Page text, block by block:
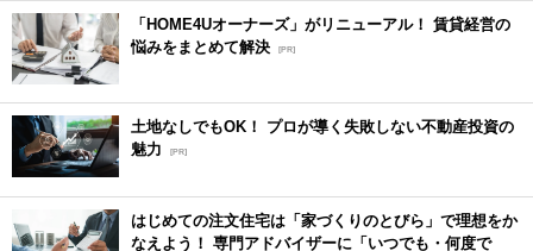
「HOME4Uオーナーズ」がリニューアル！ 賃貸経営の
悩みをまとめて解決 [PR]
土地なしでもOK！ プロが導く失敗しない不動産投資の
魅力
[PR]
はじめての注文住宅は「家づくりのとびら」で理想をか
なえよう！ 専門アドバイザーに「いつでも・何度で